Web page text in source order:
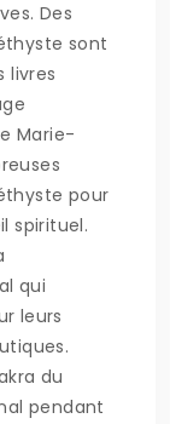
Des
sont
livres
Marie-
pour
spirituel.
qui
leurs
du
pendant